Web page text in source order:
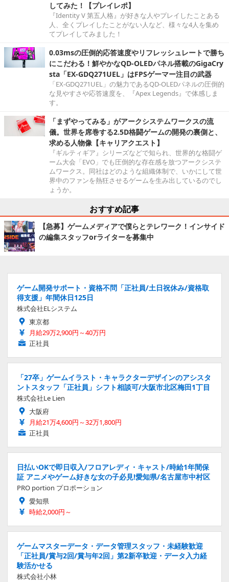
してみた！【プレイレポ】
『Identity V 第五人格』が好きな人やプレイしたことある
人、全くプレイしたことがない人など、様々な4人を集め
てプレイしてみました！
0.03msの圧倒的応答速度やリフレッシュレートで勝ち
にこだわる！鮮やかなQD-OLEDパネル搭載のGigaCry
sta「EX-GDQ271UEL」はFPSゲーマー注目の武器
「EX-GDQ271UEL」の魅力であるQD-OLEDパネルの圧倒的
な見やすさや応答速度を、『Apex Legends』で体感しま
す。
「まずやってみる」がアークシステムワークスの流
儀。世界を席巻する2.5D格闘ゲームの開発の裏側と、
求める人物像【キャリアクエスト】
『ギルティギア』シリーズなどで知られ、世界的な格闘ゲ
ーム大会「EVO」でも圧倒的な存在感を放つアークシステ
ムワークス。同社はどのような組織体制で、いかにして世
界中のファンを熱狂させるゲームを生み出しているのでし
ょうか。
おすすめ記事
【急募】ゲームメディアで僕らとテレワーク！インサイド
の編集スタッフorライターを募集中
ゲーム開発サポート・資格不問「正社員/土日祝休み/資格取
得支援」年間休日125日
株式会社ELシステム
東京都
月給29万2,900円～40万円
正社員
「27卒」ゲームイラスト・キャラクターデザインのアシスタ
ントスタッフ「正社員」シフト相談可/大阪市北区梅田1丁目
株式会社Le Lien
大阪府
月給21万4,600円～32万1,800円
正社員
日払いOKで即日収入/フロアレディ・キャスト/時給1年間保
証 アニメやゲーム好きな女の子必見!愛知県/名古屋市中村区
PRO portion プロポーション
愛知県
時給2,000円～
ゲームマスターデータ・データ管理スタッフ・未経験歓迎
「正社員/賞与2回/賞与年2回」第2新卒歓迎・データ入力経
験活かせる
株式会社小林